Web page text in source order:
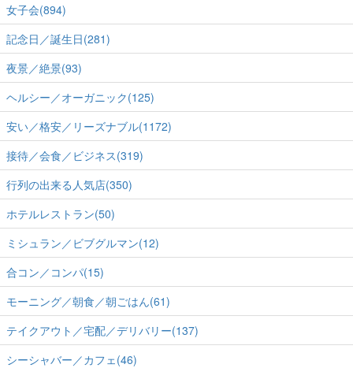
女子会(894)
記念日／誕生日(281)
夜景／絶景(93)
ヘルシー／オーガニック(125)
安い／格安／リーズナブル(1172)
接待／会食／ビジネス(319)
行列の出来る人気店(350)
ホテルレストラン(50)
ミシュラン／ビブグルマン(12)
合コン／コンパ(15)
モーニング／朝食／朝ごはん(61)
テイクアウト／宅配／デリバリー(137)
シーシャバー／カフェ(46)